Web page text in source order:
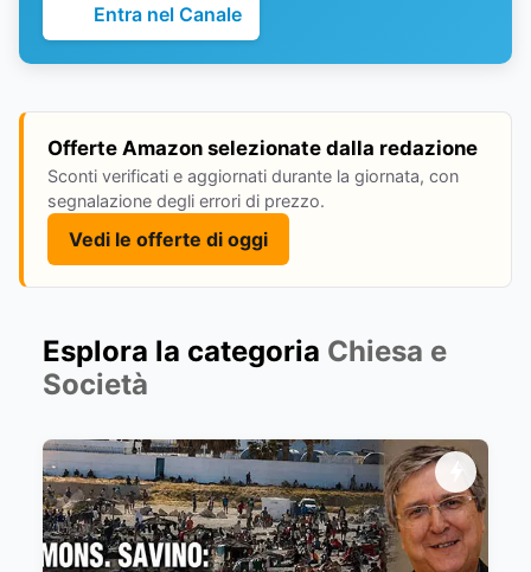
Entra nel Canale
Offerte Amazon selezionate dalla redazione
Sconti verificati e aggiornati durante la giornata, con
segnalazione degli errori di prezzo.
Vedi le offerte di oggi
Esplora la categoria Chiesa e
Società